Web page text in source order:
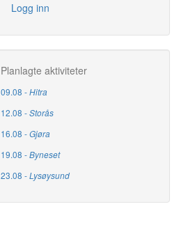
Logg inn
Planlagte aktiviteter
09.08 -Hitra
12.08 -Storås
16.08 -Gjøra
19.08 -Byneset
23.08 -Lysøysund